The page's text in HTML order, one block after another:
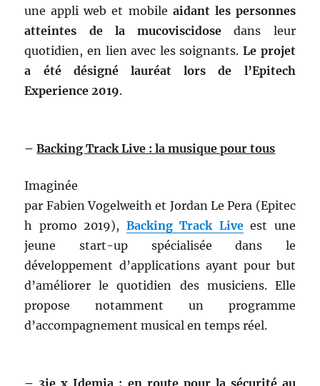
une appli web et mobile aidant les personnes
atteintes de la mucoviscidose dans leur
quotidien, en lien avec les soignants. Le projet
a été désigné lauréat lors de l’Epitech
Experience 2019.
–Backing Track Live : la musique pour tous
Imaginée
par Fabien Vogelweith et Jordan Le Pera (Epitec
h promo 2019), Backing Track Liveest une
jeune start-up spécialisée dans le
développement d’applications ayant pour but
d’améliorer le quotidien des musiciens. Elle
propose notamment un programme
d’accompagnement musical en temps réel.
– 3ie x Idemia : en route pour la sécurité au